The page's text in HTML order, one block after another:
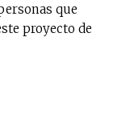
que
proyecto de